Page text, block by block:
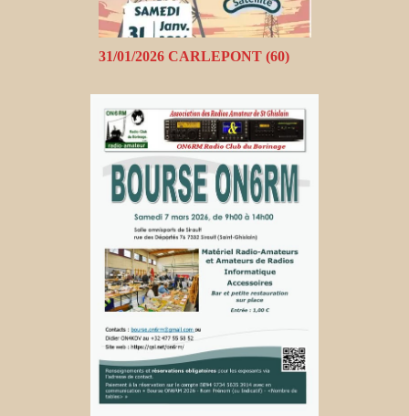
31/01/2026 CARLEPONT (60)